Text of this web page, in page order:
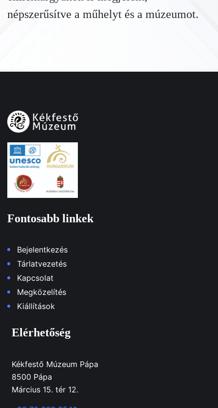
népszerűsítve a műhelyt és a múzeumot.
Fontosabb linkek
Bejelentkezés
Tárlatvezetés
Kapcsolat
Megközelítés
Kiállítások
Elérhetőség
Kékfestő Múzeum Pápa
8500 Pápa
Március 15. tér 12.